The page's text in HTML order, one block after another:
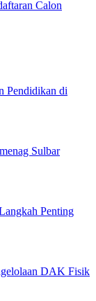
Calon
Pendidikan di
Sulbar
Penting
DAK Fisik